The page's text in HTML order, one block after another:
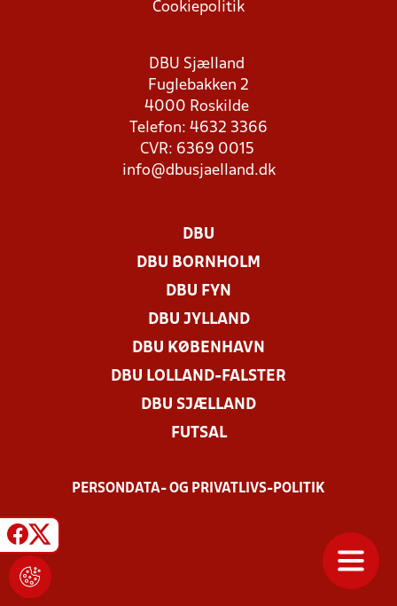
Cookiepolitik
DBU Sjælland
Fuglebakken 2
4000 Roskilde
Telefon: 4632 3366
CVR: 6369 0015
info@dbusjaelland.dk
DBU
DBU BORNHOLM
DBU FYN
DBU JYLLAND
DBU KØBENHAVN
DBU LOLLAND-FALSTER
DBU SJÆLLAND
FUTSAL
PERSONDATA- OG PRIVATLIVS-POLITIK